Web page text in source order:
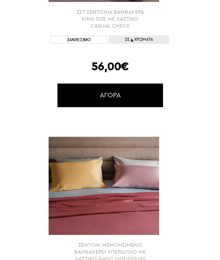
ΣΕΤ ΣΕΝΤΟΝΙΑ ΒΑΜΒΑΚΕΡΑ
KING SIZE ΜΕ ΛΑΣΤΙΧΟ
CASUAL CHECK
ΣΕ 4 ΧΡΩΜΑΤΑ
56,00€
ΑΓΟΡΑ
ΣΕΝΤΟΝΙ ΜΕΜΟΝΩΜΕΝΟ
ΒΑΜΒΑΚΕΡΟ ΥΠΕΡΔΙΠΛΟ ΜΕ
ΛΑΣΤΙΧΟ BASIC 160Χ200+30